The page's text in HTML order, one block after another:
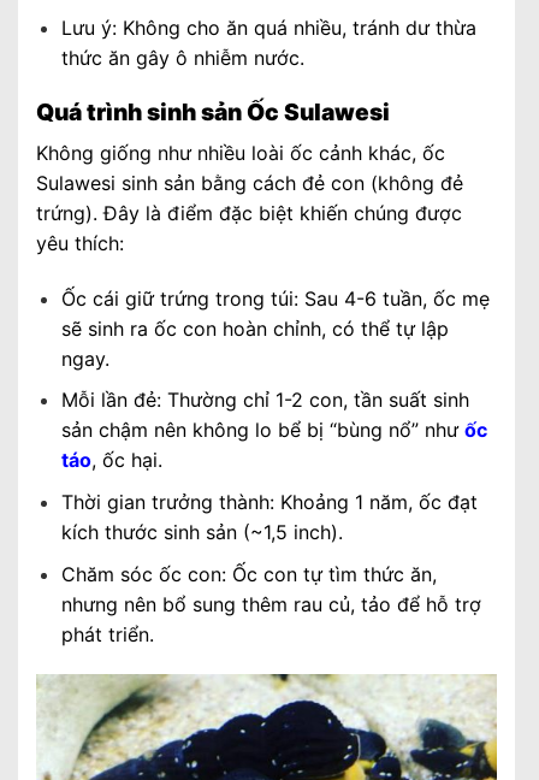
Lưu ý: Không cho ăn quá nhiều, tránh dư thừa
thức ăn gây ô nhiễm nước.
Quá trình sinh sản Ốc Sulawesi
Không giống như nhiều loài ốc cảnh khác, ốc
Sulawesi sinh sản bằng cách đẻ con (không đẻ
trứng). Đây là điểm đặc biệt khiến chúng được
yêu thích:
Ốc cái giữ trứng trong túi: Sau 4-6 tuần, ốc mẹ
sẽ sinh ra ốc con hoàn chỉnh, có thể tự lập
ngay.
Mỗi lần đẻ: Thường chỉ 1-2 con, tần suất sinh
sản chậm nên không lo bể bị “bùng nổ” như ốc
táo, ốc hại.
Thời gian trưởng thành: Khoảng 1 năm, ốc đạt
kích thước sinh sản (~1,5 inch).
Chăm sóc ốc con: Ốc con tự tìm thức ăn,
nhưng nên bổ sung thêm rau củ, tảo để hỗ trợ
phát triển.